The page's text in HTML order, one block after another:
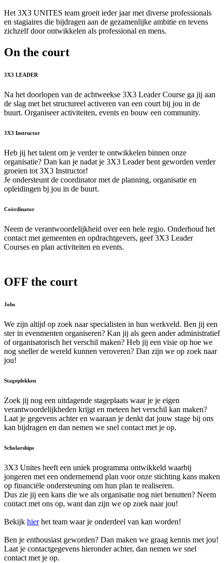
Het 3X3 UNITES team groeit ieder jaar met diverse professionals
en stagiaires die bijdragen aan de gezamenlijke ambitie en tevens
zichzelf door ontwikkelen als professional en mens.
On the court
3X3 LEADER
Na het doorlopen van de achtweekse 3X3 Leader Course ga jij aan
de slag met het structureel activeren van een court bij jou in de
buurt. Organiseer activiteiten, events en bouw een community.
3X3 Instructor
Heb jij het talent om je verder te ontwikkelen binnen onze
organisatie? Dan kan je nadat je 3X3 Leader bent geworden verder
groeien tot 3X3 Instructor!
Je ondersteunt de coordinator met de planning, organisatie en
opleidingen bj jou in de buurt.
Coördinator
Neem de verantwoordelijkheid over een hele regio. Onderhoud het
contact met gemeenten en opdrachtgevers, geef 3X3 Leader
Courses en plan activiteiten en events.
OFF the court
Jobs
We zijn altijd op zoek naar specialisten in hun werkveld. Ben jij een
ster in evenmenten organiseren? Kan jij als geen ander administratief
of organisatorisch het verschil maken? Heb jij een visie op hoe we
nog sneller de wereld kunnen veroveren? Dan zijn we op zoek naar
jou!
Stageplekken
Zoek jij nog een uitdagende stageplaats waar je je eigen
verantwoordelijkheden krijgt en meteen het verschil kan maken?
Laat je gegevens achter en waaraan je denkt dat jouw stage bij ons
kan bijdragen en dan nemen we snel contact met je op.
Scholarships
3X3 Unites heeft een uniek programma ontwikkeld waarbij
jongeren met een ondernemend plan voor onze stichting kans maken
op financiële ondersteuning om hun plan te realiseren.
Dus zie jij een kans die we als organisatie nog niet benutten? Neem
contact met ons op, want dan zijn we op zoek naar jou!
Bekijk hierhet team waar je onderdeel van kan worden!
Ben je enthousiast geworden? Dan maken we graag kennis met jou!
Laat je contactgegevens hieronder achter, dan nemen we snel
contact met je op.